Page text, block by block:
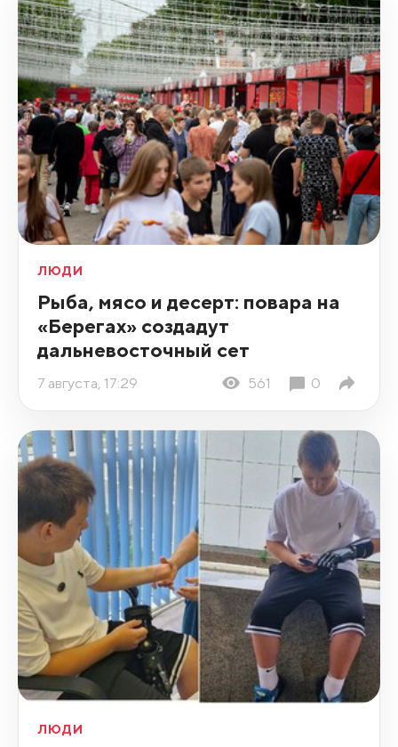
ЛЮДИ
Рыба, мясо и десерт: повара на
«Берегах» создадут
дальневосточный сет
7 августа, 17:29 561 0
ЛЮДИ